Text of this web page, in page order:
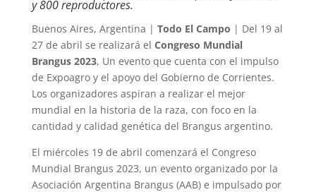
y 800 reproductores.
Buenos Aires, Argentina | Todo El Campo | Del 19 al
27 de abril se realizará el Congreso Mundial
Brangus 2023, Un evento que cuenta con el impulso
de Expoagro y el apoyo del Gobierno de Corrientes.
Los organizadores aspiran a realizar el mejor
mundial en la historia de la raza, con foco en la
cantidad y calidad genética del Brangus argentino.
El miércoles 19 de abril comenzará el Congreso
Mundial Brangus 2023, un evento organizado por la
Asociación Argentina Brangus (AAB) e impulsado por